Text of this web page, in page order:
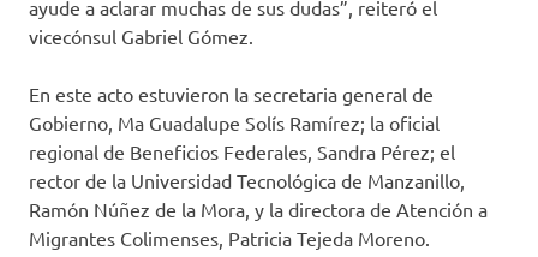
ayude a aclarar muchas de sus dudas”, reiteró el
vicecónsul Gabriel Gómez.
En este acto estuvieron la secretaria general de
Gobierno, Ma Guadalupe Solís Ramírez; la oficial
regional de Beneficios Federales, Sandra Pérez; el
rector de la Universidad Tecnológica de Manzanillo,
Ramón Núñez de la Mora, y la directora de Atención a
Migrantes Colimenses, Patricia Tejeda Moreno.